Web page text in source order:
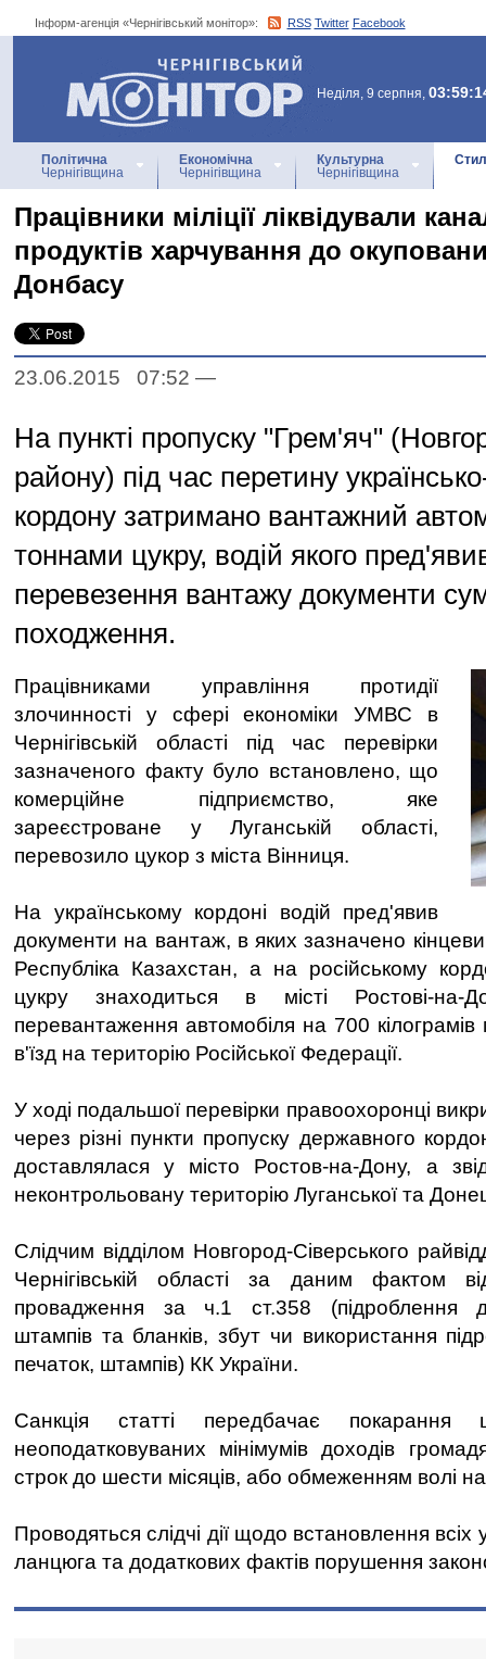
Інформ-агенція «Чернігівський монітор»: RSS Twitter Facebook
Інформ-агенція
«Чернігівський монітор»
Неділя, 9 серпня,
Політична
Чернігівщина
Економічна
Чернігівщина
Культурна
Чернігівщина
Працівники міліції ліквідували
продуктів харчування до
Донбасу
23.06.2015 07:52 —
На пункті пропуску "Грем'яч"
району) під час перетину
кордону затримано вантажний
тоннами цукру, водій якого
перевезення вантажу документи
походження.
Працівниками управління протидії
злочинності у сфері економіки УМВС в
Чернігівській області під час перевірки
зазначеного факту було встановлено, що
комерційне підприємство, яке
зареєстроване у Луганській області,
перевозило цукор з міста Вінниця.
На українському кордоні водій пред'явив
документи на вантаж, в яких зазначено
Республіка Казахстан, а на російському
цукру знаходиться в місті Ростові-
перевантаження автомобіля на 700
в'їзд на територію Російської Федерації.
У ході подальшої перевірки правоохоронці
через різні пункти пропуску державного
доставлялася у місто Ростов-на-Дону, а
неконтрольовану територію Луганської та
Слідчим відділом Новгород-Сіверського
Чернігівській області за даним фактом
провадження за ч.1 ст.358 (підроблення
штампів та бланків, збут чи використання
печаток, штампів) КК України.
Санкція статті передбачає
неоподатковуваних мінімумів доходів
строк до шести місяців, або обмеженням волі
Проводяться слідчі дії щодо встановлення всіх
ланцюга та додаткових фактів порушення